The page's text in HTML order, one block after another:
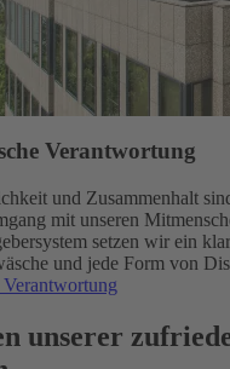
Verantwortung
und Zusammenhalt
mit unseren
setzen wir ein
und jede Form von
unserer